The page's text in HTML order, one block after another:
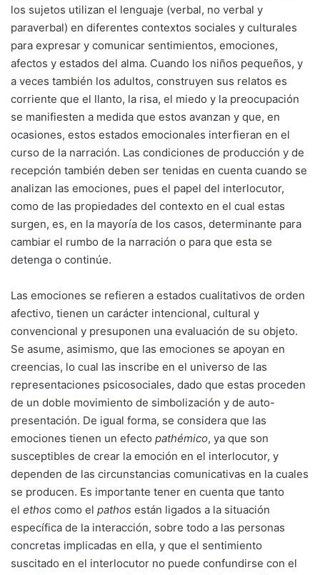
los sujetos utilizan el lenguaje (verbal, no verbal y
paraverbal) en diferentes contextos sociales y culturales
para expresar y comunicar sentimientos, emociones,
afectos y estados del alma. Cuando los niños pequeños, y
a veces también los adultos, construyen sus relatos es
corriente que el llanto, la risa, el miedo y la preocupación
se manifiesten a medida que estos avanzan y que, en
ocasiones, estos estados emocionales interfieran en el
curso de la narración. Las condiciones de producción y de
recepción también deben ser tenidas en cuenta cuando se
analizan las emociones, pues el papel del interlocutor,
como de las propiedades del contexto en el cual estas
surgen, es, en la mayoría de los casos, determinante para
cambiar el rumbo de la narración o para que esta se
detenga o continúe.
Las emociones se refieren a estados cualitativos de orden
afectivo, tienen un carácter intencional, cultural y
convencional y presuponen una evaluación de su objeto.
Se asume, asimismo, que las emociones se apoyan en
creencias, lo cual las inscribe en el universo de las
representaciones psicosociales, dado que estas proceden
de un doble movimiento de simbolización y de auto-
presentación. De igual forma, se considera que las
emociones tienen un efecto pathémico, ya que son
susceptibles de crear la emoción en el interlocutor, y
dependen de las circunstancias comunicativas en la cuales
se producen. Es importante tener en cuenta que tanto
el ethos como el pathos están ligados a la situación
específica de la interacción, sobre todo a las personas
concretas implicadas en ella, y que el sentimiento
suscitado en el interlocutor no puede confundirse con el